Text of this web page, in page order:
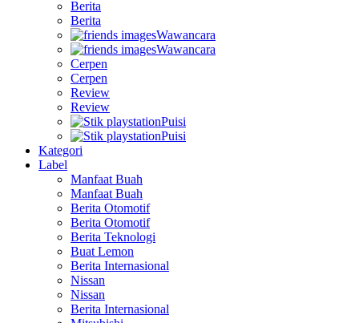
Berita
Berita
Wawancara
Wawancara
Cerpen
Cerpen
Review
Review
Puisi
Puisi
Kategori
Label
Manfaat Buah
Manfaat Buah
Berita Otomotif
Berita Otomotif
Berita Teknologi
Buat Lemon
Berita Internasional
Nissan
Nissan
Berita Internasional